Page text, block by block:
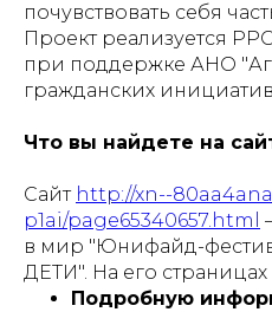
почувствовать себя
Проект реализуется
при поддержке АНО
гражданских
Что вы найдете на
Сайт http://xn--
p1ai/page65340657.html
в мир "Юнифайд-
ДЕТИ". На его
Подробную